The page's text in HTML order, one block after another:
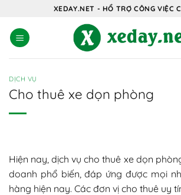
nội
dung
XEDAY.NET - HỔ TRỢ CÔNG VIỆC
DỊCH VỤ
Cho thuê xe dọn phòng
Hiện nay, dịch vụ cho thuê xe dọn
doanh phổ biến, đáp ứng được mọi
hàng hiện nay. Các đơn vị cho thuê uy